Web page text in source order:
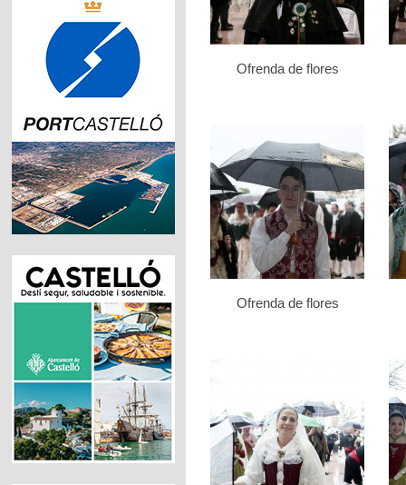
Ofrenda de flores
Ofrenda de flores